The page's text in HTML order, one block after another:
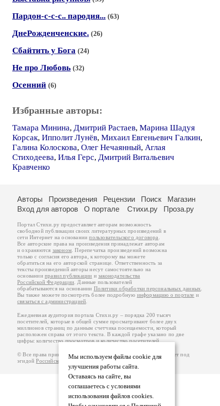
Пардон-с-с-с.. пародия... (63)
ДнеРожденченские. (26)
Сбайтить у Бога (24)
Не про Любовь (32)
Осенний (6)
Избранные авторы:
Тамара Минина, Дмитрий Растаев, Марина Шадуя
Корсак, Ипполит Лунёв, Михаил Евгеньевич Галкин,
Галина Колоскова, Олег Нечаянный, Аглая
Стиходеева, Илья Герс, Дмитрий Витальевич
Кравченко
Мы используем файлы cookie для
улучшения работы сайта.
Оставаясь на сайте, вы
соглашаетесь с условиями
использования файлов cookies.
Авторы Произведения Рецензии Поиск
Магазин
Вход для авторов
О портале Стихи.ру Проза.ру
Портал Стихи.ру предоставляет авторам возможность
свободной публикации своих литературных произведений в
сети Интернет на основаниипользовательского договора
Все авторские права на произведения принадлежат авторам
и охраняются законом . Перепечатка произведений возможна
только с согласия его автора, к которому вы можете
обратиться на его авторской странице. Ответственность за
тексты произведений авторы несут самостоятельно на
основанииправил публикации изаконодательства
Российской Федерации . Данные пользователей
обрабатываются на основании Политики обработки персональных данных
Вы также можете посмотреть более подробную информацию о портале и
связаться с администрацией
Ежедневная аудитория портала Стихи.ру – порядка 200 тысяч
посетителей, которые в общей сумме просматривают более двух
миллионов страниц по данным счетчика посещаемости, который
расположен справа от этого текста. В каждой графе указано по две
цифры: количество просмотров и количество посетителей.
© Все права принадлежат авторам, 2000-2026. Портал работает под
эгидойРоссийского союза писателей 18+